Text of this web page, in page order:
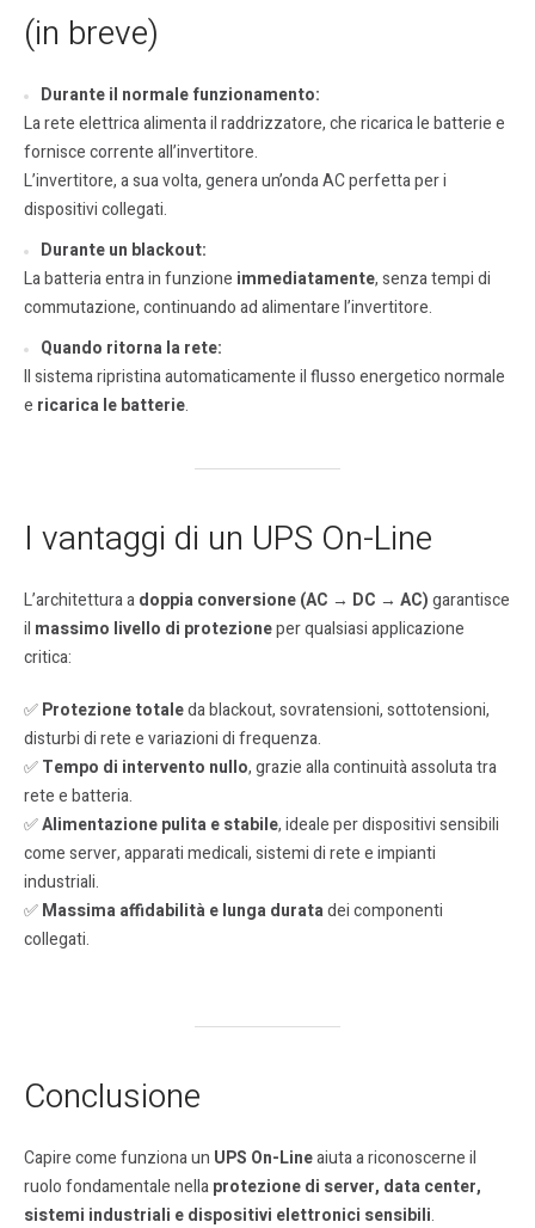
(in breve)
Durante il normale funzionamento:
La rete elettrica alimenta il raddrizzatore, che ricarica le batterie e
fornisce corrente all’invertitore.
L’invertitore, a sua volta, genera un’onda AC perfetta per i
dispositivi collegati.
Durante un blackout:
La batteria entra in funzione immediatamente, senza tempi di
commutazione, continuando ad alimentare l’invertitore.
Quando ritorna la rete:
Il sistema ripristina automaticamente il flusso energetico normale
e ricarica le batterie.
I vantaggi di un UPS On-Line
L’architettura adoppia conversione (AC → DC → AC)garantisce
il massimo livello di protezioneper qualsiasi applicazione
critica:
✅Protezione totaleda blackout, sovratensioni, sottotensioni,
disturbi di rete e variazioni di frequenza.
✅Tempo di intervento nullo, grazie alla continuità assoluta tra
rete e batteria.
✅Alimentazione pulita e stabile, ideale per dispositivi sensibili
come server, apparati medicali, sistemi di rete e impianti
industriali.
✅Massima affidabilità e lunga duratadei componenti
collegati.
Conclusione
Capire come funziona un UPS On-Lineaiuta a riconoscerne il
ruolo fondamentale nellaprotezione di server, data center,
sistemi industriali e dispositivi elettronici sensibili.